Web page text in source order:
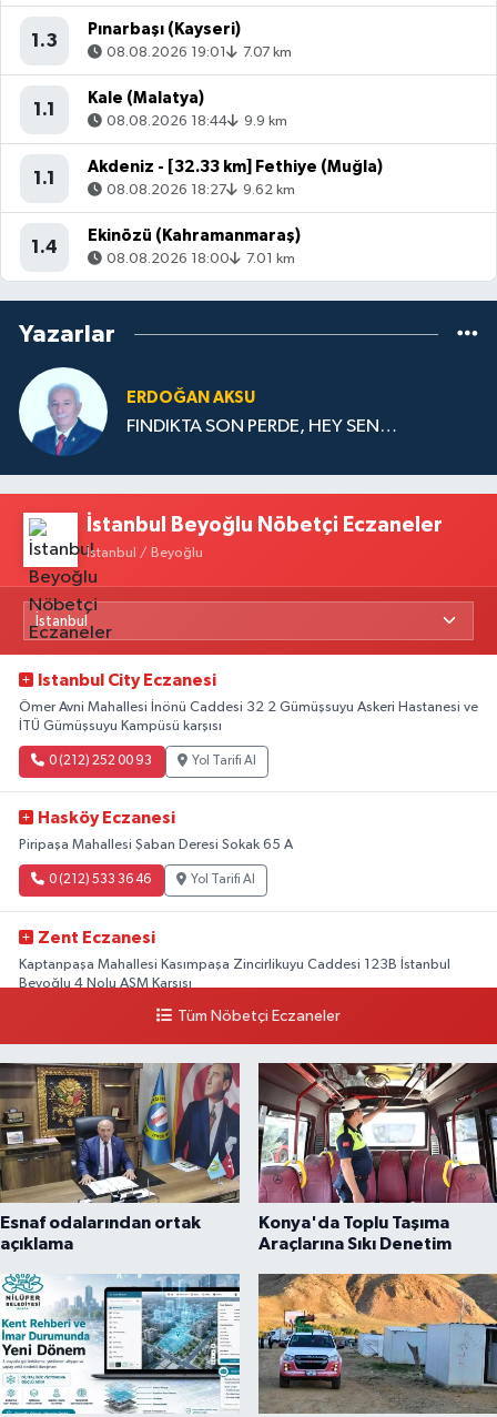
1.3
Pınarbaşı (Kayseri)
08.08.2026 19:01 7.07 km
1.1
Kale (Malatya)
08.08.2026 18:44 9.9 km
1.1
Akdeniz - [32.33 km] Fethiye (Muğla)
08.08.2026 18:27 9.62 km
1.4
Ekinözü (Kahramanmaraş)
08.08.2026 18:00 7.01 km
Yazarlar
ERDOĞAN AKSU
FINDIKTA SON PERDE, HEY SEN…
İstanbul Beyoğlu Nöbetçi Eczaneler
İstanbul / Beyoğlu
Istanbul City Eczanesi
Ömer Avni Mahallesi İnönü Caddesi 32 2 Gümüşsuyu Askeri Hastanesi ve
İTÜ Gümüşsuyu Kampüsü karşısı
0 (212) 252 00 93 Yol Tarifi Al
Hasköy Eczanesi
Piripaşa Mahallesi Şaban Deresi Sokak 65 A
0 (212) 533 36 46 Yol Tarifi Al
Zent Eczanesi
Kaptanpaşa Mahallesi Kasımpaşa Zincirlikuyu Caddesi 123B İstanbul
Beyoğlu 4 Nolu ASM Karşısı
Yol Tarifi Al
Tüm Nöbetçi Eczaneler
Esnaf odalarından ortak
açıklama
Konya'da Toplu Taşıma
Araçlarına Sıkı Denetim